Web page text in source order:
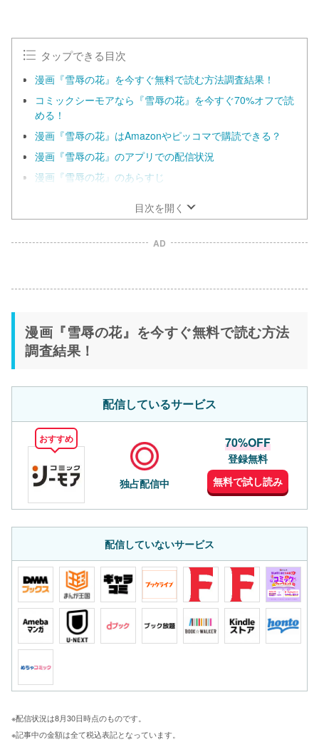
タップできる目次
漫画『雪辱の花』を今すぐ無料で読む方法調査結果！
コミックシーモアなら『雪辱の花』を今すぐ70%オフで読
める！
漫画『雪辱の花』はAmazonやピッコマで購読できる？
漫画『雪辱の花』のアプリでの配信状況
漫画『雪辱の花』のあらすじ
目次を開く
AD
漫画『雪辱の花』を今すぐ無料で読む方法
調査結果！
配信しているサービス
おすすめ
独占配信中
70%OFF
登録無料
無料で試し読み
配信していないサービス
※配信状況は8月30日時点のものです。
※記事中の金額は全て税込表記となっています。